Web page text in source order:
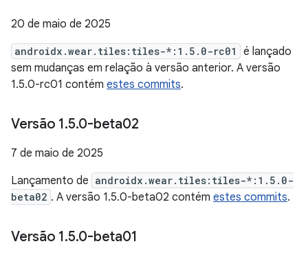
20 de maio de 2025
androidx.wear.tiles:tiles-*:1.5.0-rc01
é lançado
sem mudanças em relação à versão anterior. A versão
1.5.0-rc01 contém estes commits.
Versão 1.5.0-beta02
7 de maio de 2025
Lançamento de androidx.wear.tiles:tiles-*:1.5.0-
beta02 . A versão 1.5.0-beta02 contém estes commits.
Versão 1.5.0-beta01